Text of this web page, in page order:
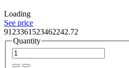
Loading
See price
9123361523462242.72
Quantity